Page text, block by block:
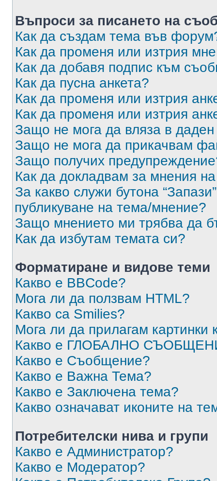
Въпроси за писането на
Как да създам тема във
Как да променя или изтрия
Как да добавя подпис към
Как да пусна анкета?
Как да променя или изтрия
Как да променя или изтрия
Защо не мога да вляза в
Защо не мога да прикачвам
Защо получих
Как да докладвам за мнения
За какво служи бутона
публикуване на тема/мнение?
Защо мнението ми трябва да
Как да избутам темата си?
Форматиране и видове теми
Какво е BBCode?
Мога ли да ползвам HTML?
Какво са Smilies?
Мога ли да прилагам
Какво е ГЛОБАЛНО
Какво е Съобщение?
Какво е Важна Тема?
Какво е Заключена тема?
Какво означават иконите на
Потребителски нива и групи
Какво е Администратор?
Какво е Модератор?